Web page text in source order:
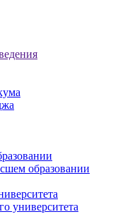
образовании
университета